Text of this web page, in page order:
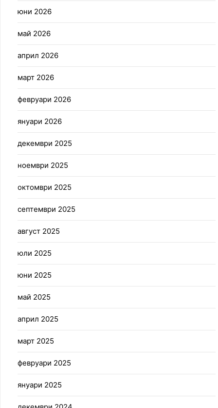
юни 2026
май 2026
април 2026
март 2026
февруари 2026
януари 2026
декември 2025
ноември 2025
октомври 2025
септември 2025
август 2025
юли 2025
юни 2025
май 2025
април 2025
март 2025
февруари 2025
януари 2025